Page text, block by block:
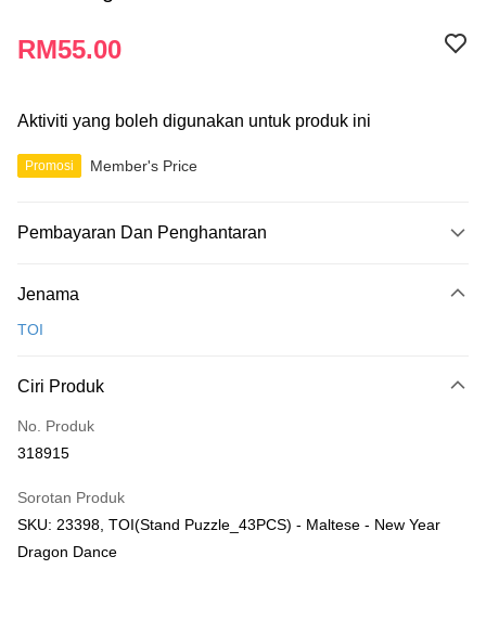
RM55.00
Aktiviti yang boleh digunakan untuk produk ini
Promosi Member's Price
Pembayaran Dan Penghantaran
Kad Kredit
Hanya menyokong Maybank, CIMB Bank, Public Bank, RHB Bank, Hong
Boost
GrabPay
Jenama
TOI
Ciri Produk
No. Produk
318915
Sorotan Produk
SKU: 23398, TOI(Stand Puzzle_43PCS) - Maltese - New Year
Dragon Dance